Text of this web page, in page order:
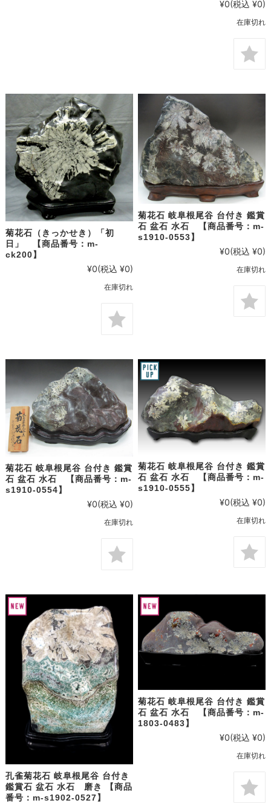
¥0(税込 ¥0)
在庫切れ
菊花石（きっかせき）「初
日」 【商品番号：m-
ck200】
¥0(税込 ¥0)
在庫切れ
菊花石 岐阜根尾谷 台付き 鑑賞
石 盆石 水石 【商品番号：m-
s1910-0553】
¥0(税込 ¥0)
在庫切れ
菊花石 岐阜根尾谷 台付き 鑑賞
石 盆石 水石 【商品番号：m-
s1910-0554】
¥0(税込 ¥0)
在庫切れ
菊花石 岐阜根尾谷 台付き 鑑賞
石 盆石 水石 【商品番号：m-
s1910-0555】
¥0(税込 ¥0)
在庫切れ
孔雀菊花石 岐阜根尾谷 台付き
鑑賞石 盆石 水石 磨き 【商品
番号：m-s1902-0527】
菊花石 岐阜根尾谷 台付き 鑑賞
石 盆石 水石 【商品番号：m-
1803-0483】
¥0(税込 ¥0)
在庫切れ